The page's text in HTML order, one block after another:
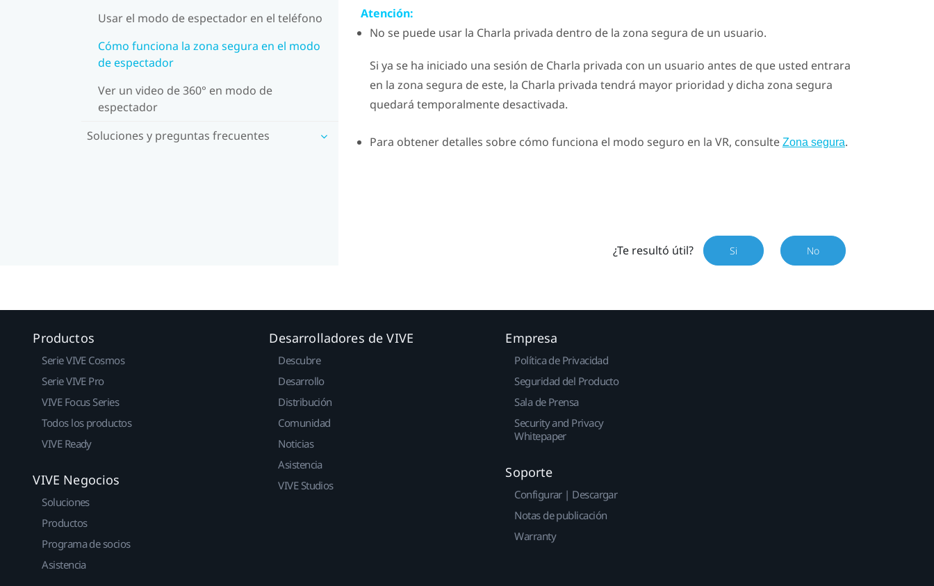
Usar el modo de espectador en el teléfono
Cómo funciona la zona segura en el modo
de espectador
Ver un video de 360° en modo de
espectador
Soluciones y preguntas frecuentes
Atención:
No se puede usar la Charla privada dentro de la zona segura de un usuario.
Si ya se ha iniciado una sesión de Charla privada con un usuario antes de que usted entrara
en la zona segura de este, la Charla privada tendrá mayor prioridad y dicha zona segura
quedará temporalmente desactivada.
Para obtener detalles sobre cómo funciona el modo seguro en la VR, consulte Zona segura.
¿Te resultó útil? Si No
Productos
Serie VIVE Cosmos
Serie VIVE Pro
VIVE Focus Series
Todos los productos
VIVE Ready
VIVE Negocios
Soluciones
Productos
Programa de socios
Asistencia
Desarrolladores de VIVE
Descubre
Desarrollo
Distribución
Comunidad
Noticias
Asistencia
VIVE Studios
Empresa
Política de Privacidad
Seguridad del Producto
Sala de Prensa
Security and Privacy
Whitepaper
Soporte
Configurar | Descargar
Notas de publicación
Warranty